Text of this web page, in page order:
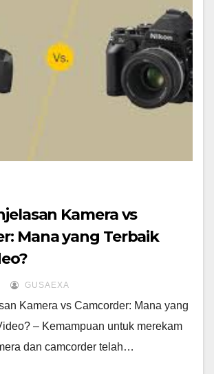
Kamera vs
Mana yang Terbaik
GUSAEXA
Kamera vs Camcorder: Mana yang
– Kemampuan untuk merekam
dan camcorder telah…